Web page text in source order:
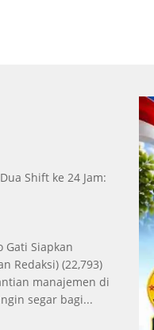
Shift ke 24 Jam:
Gati Siapkan
Redaksi) (22,793)
manajemen di
segar bagi...